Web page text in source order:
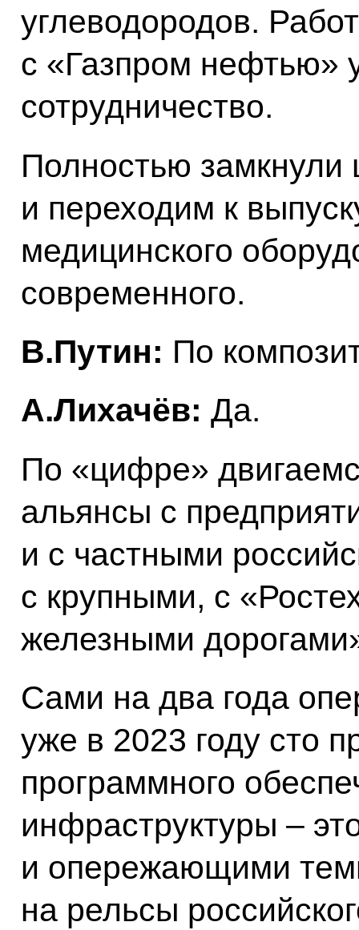
углеводородов.
с «Газпром нефтью»
сотрудничество.
Полностью замкнули
и переходим к
медицинского
современного.
В.Путин: По
А.Лихачёв: Да.
По «цифре»
альянсы с
и с частными
с крупными, с
железными
Сами на два года
уже в 2023 году сто
программного
инфраструктуры –
и опережающими
на рельсы